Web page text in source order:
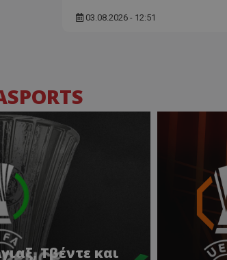
03.08.2026 - 12:51
Τβέντε και